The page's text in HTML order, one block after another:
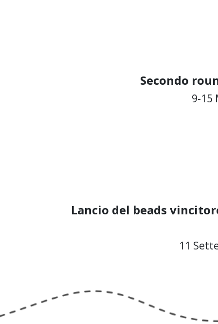
Secondo
9-15
Lancio del beads
11